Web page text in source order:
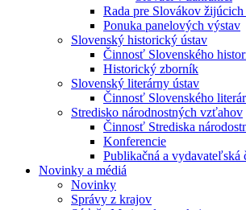
Rada pre Slovákov
Ponuka panelových výstav
Slovenský historický ústav
Činnosť Slovenského
Historický zborník
Slovenský literárny ústav
Činnosť Slovenského
Stredisko národnostných vzťahov
Činnosť Strediska
Konferencie
Publikačná a vydavateľská
Novinky a médiá
Novinky
Správy z krajov